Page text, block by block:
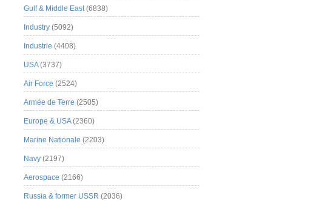
Gulf & Middle East(6838)
Industry (5092)
Industrie (4408)
USA(3737)
Air Force (2524)
Armée de Terre (2505)
Europe & USA(2360)
Marine Nationale (2203)
Navy (2197)
Aerospace (2166)
Russia & former USSR (2036)